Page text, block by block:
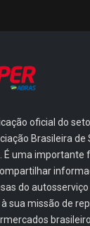
oficial do
Brasileira de
É uma
do
sua missão de